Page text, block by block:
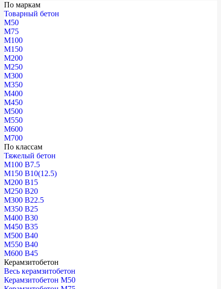
По маркам
Товарный бетон
М50
М75
М100
М150
М200
М250
М300
М350
М400
М450
М500
М550
М600
М700
По классам
Тяжелый бетон
М100 В7.5
М150 В10(12.5)
М200 В15
М250 В20
М300 В22.5
М350 В25
М400 В30
М450 В35
М500 В40
М550 В40
М600 В45
Керамзитобетон
Весь керамзитобетон
Керамзитобетон М50